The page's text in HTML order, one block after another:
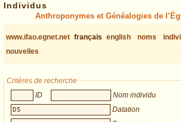
Individus
Anthroponymes et Généalogies de
www.ifao.egnet.net français english noms
nouvelles
Critères de recherche
ID
Nom individu
Datation